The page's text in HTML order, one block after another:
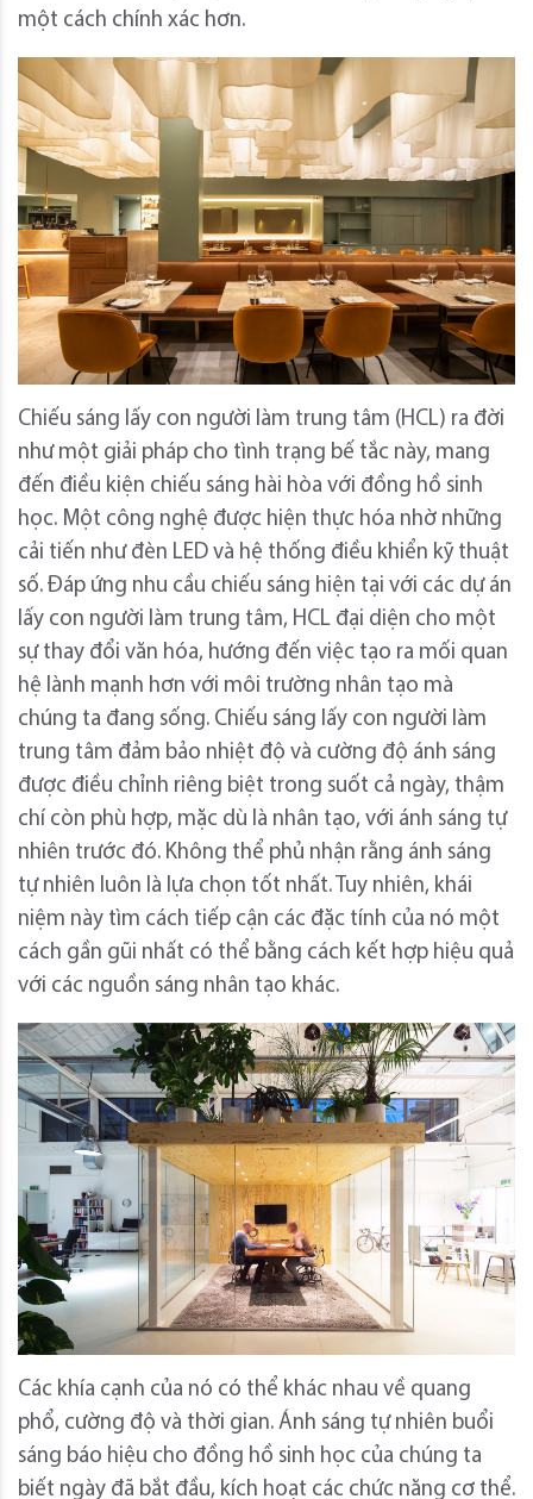
một cách chính xác hơn.
Chiếu sáng lấy con người làm trung tâm (HCL) ra đời
như một giải pháp cho tình trạng bế tắc này, mang
đến điều kiện chiếu sáng hài hòa với đồng hồ sinh
học. Một công nghệ được hiện thực hóa nhờ những
cải tiến như đèn LED và hệ thống điều khiển kỹ thuật
số. Đáp ứng nhu cầu chiếu sáng hiện tại với các dự án
lấy con người làm trung tâm, HCL đại diện cho một
sự thay đổi văn hóa, hướng đến việc tạo ra mối quan
hệ lành mạnh hơn với môi trường nhân tạo mà
chúng ta đang sống. Chiếu sáng lấy con người làm
trung tâm đảm bảo nhiệt độ và cường độ ánh sáng
được điều chỉnh riêng biệt trong suốt cả ngày, thậm
chí còn phù hợp, mặc dù là nhân tạo, với ánh sáng tự
nhiên trước đó. Không thể phủ nhận rằng ánh sáng
tự nhiên luôn là lựa chọn tốt nhất. Tuy nhiên, khái
niệm này tìm cách tiếp cận các đặc tính của nó một
cách gần gũi nhất có thể bằng cách kết hợp hiệu quả
với các nguồn sáng nhân tạo khác.
Các khía cạnh của nó có thể khác nhau về quang
phổ, cường độ và thời gian. Ánh sáng tự nhiên buổi
sáng báo hiệu cho đồng hồ sinh học của chúng ta
biết ngày đã bắt đầu, kích hoạt các chức năng cơ thể.